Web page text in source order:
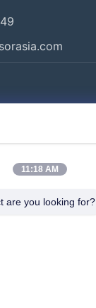
11:18 AM
are you looking for?